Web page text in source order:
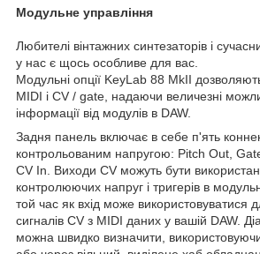
Модульне управління
Любителі вінтажних синтезаторів і
у нас є щось особливе для вас.
Модульні опції KeyLab 88 MkII
MIDI і CV / gate, надаючи величезні
інформації від модулів в DAW.
Задня панель включає в себе п'ять
контрольованим напругою: Pitch Out,
CV In. Виходи CV можуть бути
контролюючих напруг і тригерів в
той час як вхід може використовуватися
сигналів CV з MIDI даних у вашій DAW.
можна швидко визначити,